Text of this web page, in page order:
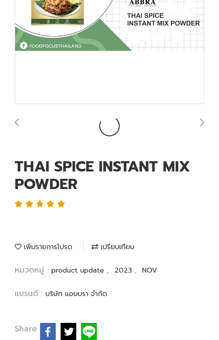
THAI SPICE INSTANT MIX
POWDER
เพิ่มรายการโปรด เปรียบเทียบ
หมวดหมู่ : product update , 2023 , NOV
แบรนด์ : บริษัท แอบบรา จำกัด
Share